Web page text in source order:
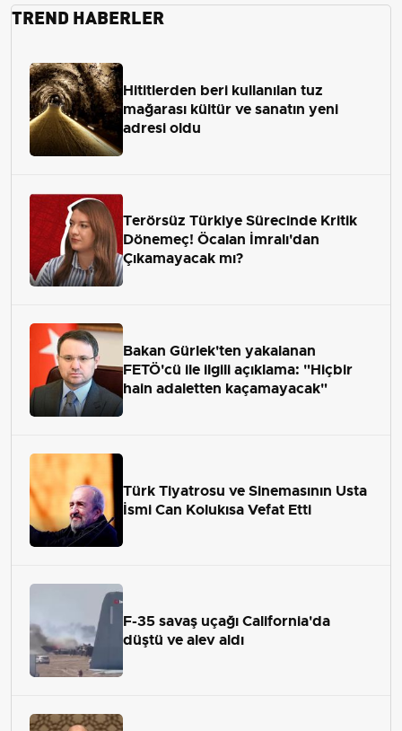
TREND HABERLER
Hititlerden beri kullanılan tuz
mağarası kültür ve sanatın yeni
adresi oldu
Terörsüz Türkiye Sürecinde Kritik
Dönemeç! Öcalan İmralı'dan
Çıkamayacak mı?
Bakan Gürlek'ten yakalanan
FETÖ'cü ile ilgili açıklama: "Hiçbir
hain adaletten kaçamayacak"
Türk Tiyatrosu ve Sinemasının Usta
İsmi Can Kolukısa Vefat Etti
F-35 savaş uçağı California'da
düştü ve alev aldı